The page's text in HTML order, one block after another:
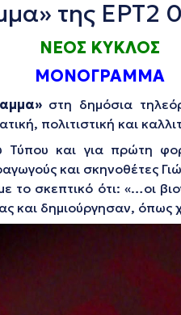
της ΕΡΤ2
ΝΕΟΣ ΚΥΚΛΟΣ
ΜΟΝΟΓΡΑΜΜΑ
στη δημόσια
πολιτιστική και
Τύπου και για πρώτη
και σκηνοθέτες
το σκεπτικό ότι: «…οι
δημιούργησαν, όπως